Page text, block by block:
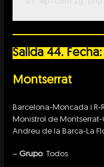
Salida 44.
Montserrat
Barcelona-Moncada i R-
Monistrol de
Andreu de la Barca-La
–Grupo: Todos